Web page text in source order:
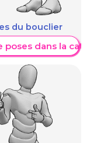
du bouclier
poses dans la